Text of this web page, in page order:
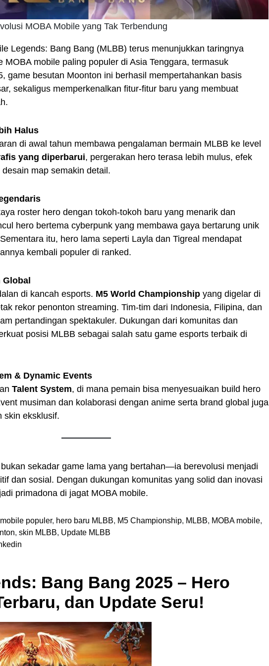
MOBA Mobile yang Tak Terbendung
Legends: Bang Bang (MLBB) terus menunjukkan taringnya
MOBA mobile paling populer di Asia Tenggara, termasuk
game besutan Moonton ini berhasil mempertahankan basis
sekaligus memperkenalkan fitur-fitur baru yang membuat
Halus
di awal tahun membawa pengalaman bermain MLBB ke level
yang diperbarui, pergerakan hero terasa lebih mulus, efek
map semakin detail.
roster hero dengan tokoh-tokoh baru yang menarik dan
hero bertema cyberpunk yang membawa gaya bertarung unik
itu, hero lama seperti Layla dan Tigreal mendapat
kembali populer di ranked.
Global
di kancah esports. M5 World Championship yang digelar di
rekor penonton streaming. Tim-tim dari Indonesia, Filipina, dan
pertandingan spektakuler. Dukungan dari komunitas dan
posisi MLBB sebagai salah satu game esports terbaik di
& Dynamic Events
Talent System, di mana pemain bisa menyesuaikan build hero
musiman dan kolaborasi dengan anime serta brand global juga
skin eksklusif.
sekadar game lama yang bertahan—ia berevolusi menjadi
dan sosial. Dengan dukungan komunitas yang solid dan inovasi
primadona di jagat MOBA mobile.
populer, hero baru MLBB, M5 Championship, MLBB, MOBA mobile,
, skin MLBB, Update MLBB
Bang Bang 2025 – Hero
dan Update Seru!